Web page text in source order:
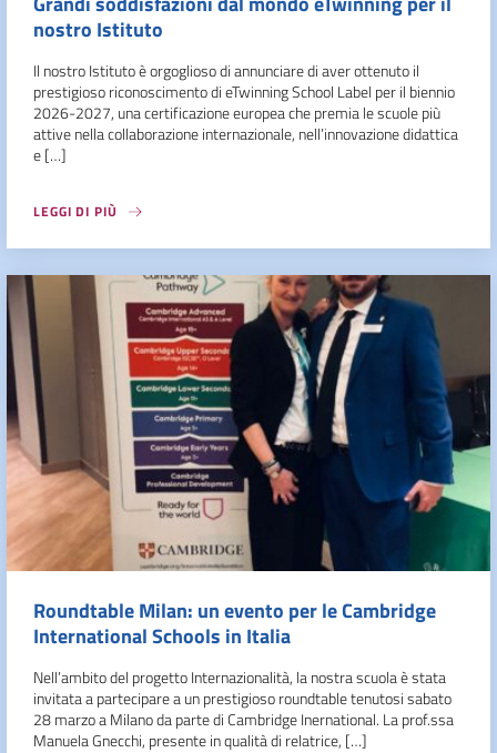
nostro Istituto
Il nostro Istituto è orgoglioso di annunciare di aver ottenuto il
prestigioso riconoscimento di eTwinning School Label per il biennio
2026-2027, una certificazione europea che premia le scuole più
attive nella collaborazione internazionale, nell’innovazione didattica
e […]
LEGGI DI PIÙ
Roundtable Milan: un evento per le Cambridge
International Schools in Italia
Nell’ambito del progetto Internazionalità, la nostra scuola è stata
invitata a partecipare a un prestigioso roundtable tenutosi sabato
28 marzo a Milano da parte di Cambridge Inernational. La prof.ssa
Manuela Gnecchi, presente in qualità di relatrice, […]